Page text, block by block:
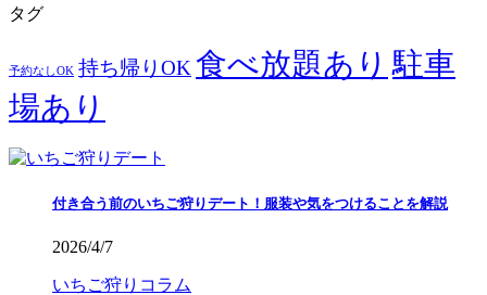
タグ
予約なしOK 持ち帰りOK 食べ放題あり 駐車
場あり
付き合う前のいちご狩りデート！服装や気をつけることを解説
2026/4/7
いちご狩りコラム